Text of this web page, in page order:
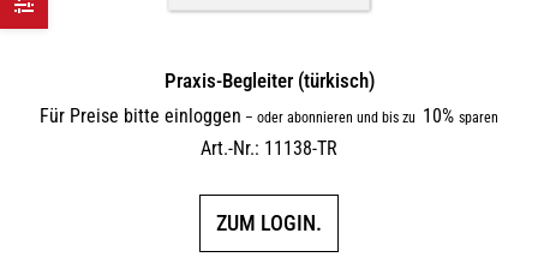
Praxis-Begleiter (türkisch)
Für Preise bitte einloggen – oder abonnieren und bis zu 10% sparen
Art.-Nr.: 11138-TR
ZUM LOGIN.